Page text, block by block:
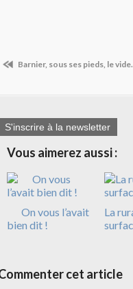
Barnier, sous ses pieds, le
S'inscrire à la newsletter
Vous aimerez aussi :
On vous l’avait
bien dit !
La
cet article